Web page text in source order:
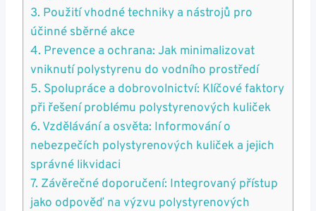
3. Použití vhodné techniky a nástrojů pro
účinné sběrné akce
4. Prevence a ochrana: Jak minimalizovat
vniknutí polystyrenu do vodního prostředí
5. Spolupráce a dobrovolnictví: Klíčové faktory
při řešení problému polystyrenových kuliček
6. Vzdělávání a osvěta: Informování o
nebezpečích polystyrenových kuliček a jejich
správné likvidaci
7. Závěrečné doporučení: Integrovaný přístup
jako odpověď na výzvu polystyrenových